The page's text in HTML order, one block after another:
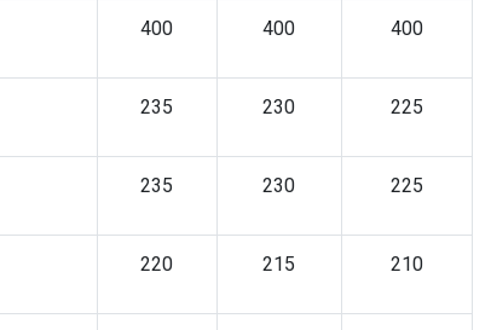
400 400 400
235 230 225
235 230 225
220 215 210